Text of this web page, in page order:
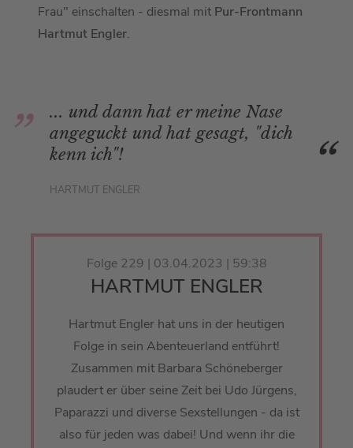
Frau" einschalten - diesmal mit Pur-Frontmann
Hartmut Engler.
... und dann hat er meine Nase
angeguckt und hat gesagt, "dich
kenn ich"!
HARTMUT ENGLER
Folge 229 | 03.04.2023 | 59:38
HARTMUT ENGLER
Hartmut Engler hat uns in der heutigen
Folge in sein Abenteuerland entführt!
Zusammen mit Barbara Schöneberger
plaudert er über seine Zeit bei Udo Jürgens,
Paparazzi und diverse Sexstellungen - da ist
also für jeden was dabei! Und wenn ihr die